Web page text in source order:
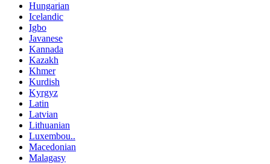
Hungarian
Icelandic
Igbo
Javanese
Kannada
Kazakh
Khmer
Kurdish
Kyrgyz
Latin
Latvian
Lithuanian
Luxembou..
Macedonian
Malagasy